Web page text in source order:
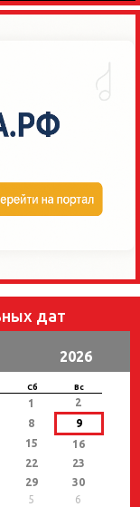
дат
2026
Сб Вс
1
2
8
9
15
16
22
23
29
30
5 6